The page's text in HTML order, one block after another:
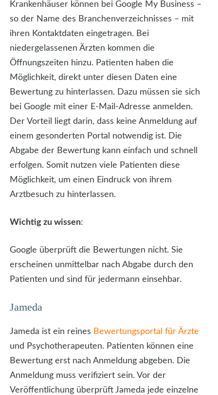
Krankenhäuser können bei Google My Business –
so der Name des Branchenverzeichnisses – mit
ihren Kontaktdaten eingetragen. Bei
niedergelassenen Ärzten kommen die
Öffnungszeiten hinzu. Patienten haben die
Möglichkeit, direkt unter diesen Daten eine
Bewertung zu hinterlassen. Dazu müssen sie sich
bei Google mit einer E-Mail-Adresse anmelden.
Der Vorteil liegt darin, dass keine Anmeldung auf
einem gesonderten Portal notwendig ist. Die
Abgabe der Bewertung kann einfach und schnell
erfolgen. Somit nutzen viele Patienten diese
Möglichkeit, um einen Eindruck von ihrem
Arztbesuch zu hinterlassen.
Wichtig zu wissen:
Google überprüft die Bewertungen nicht. Sie
erscheinen unmittelbar nach Abgabe durch den
Patienten und sind für jedermann einsehbar.
Jameda
Jameda ist ein reines Bewertungsportal für Ärzte
und Psychotherapeuten. Patienten können eine
Bewertung erst nach Anmeldung abgeben. Die
Anmeldung muss verifiziert sein. Vor der
Veröffentlichung überprüft Jameda jede einzelne